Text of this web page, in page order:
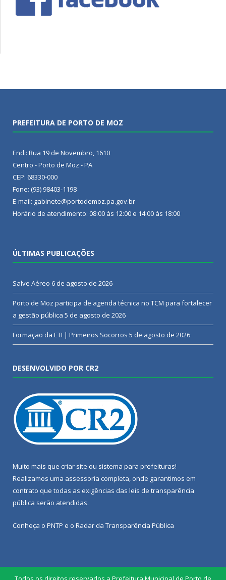
PREFEITURA DE PORTO DE MOZ
End.: Rua 19 de Novembro, 1610
Centro - Porto de Moz - PA
CEP: 68330-000
Fone: (93) 98403-1198
E-mail: gabinete@portodemoz.pa.gov.br
Horário de atendimento: 08:00 às 12:00 e 14:00 às 18:00
ÚLTIMAS PUBLICAÇÕES
Salve Aéreo 6 de agosto de 2026
Porto de Moz participa de agenda técnica no TCM para fortalecer
a gestão pública 5 de agosto de 2026
Formação da ETI | Primeiros Socorros 5 de agosto de 2026
DESENVOLVIDO POR CR2
Muito mais que criar site ou sistema para prefeituras!
Realizamos uma assessoria completa, onde garantimos em
contrato que todas as exigências das leis de transparência
pública serão atendidas.
Conheça o PNTP e o Radar da Transparência Pública